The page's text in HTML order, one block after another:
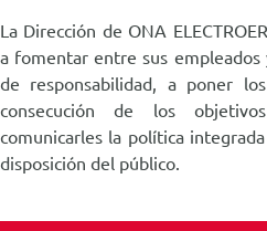
La Dirección de ONA
a fomentar entre sus
de responsabilidad, a poner
consecución de los
comunicarles la política
disposición del público.